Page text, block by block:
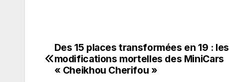
Navigation
de
Des 15 places transformées en 19 : les
modifications mortelles des MiniCars
« Cheikhou Cherifou »